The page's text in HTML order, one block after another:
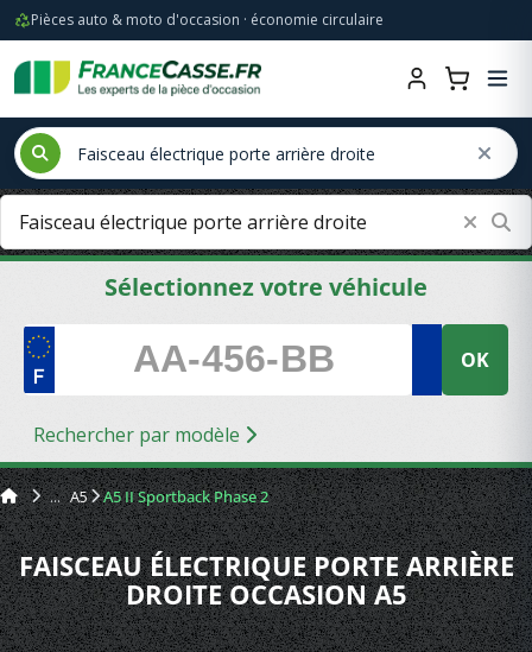
Pièces auto & moto d'occasion · économie circulaire
Sélectionnez votre véhicule
OK
Rechercher par modèle
A5 A5 II Sportback Phase 2
FAISCEAU ÉLECTRIQUE PORTE ARRIÈRE
DROITE OCCASION A5